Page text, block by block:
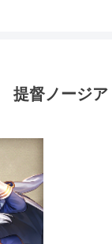
提督ノージ